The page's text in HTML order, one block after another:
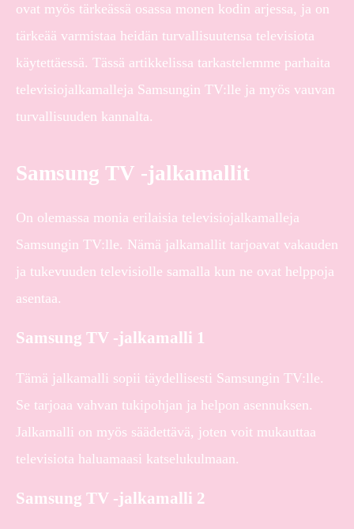
ovat myös tärkeässä osassa monen kodin arjessa, ja on
tärkeää varmistaa heidän turvallisuutensa televisiota
käytettäessä. Tässä artikkelissa tarkastelemme parhaita
televisiojalkamalleja Samsungin TV:lle ja myös vauvan
turvallisuuden kannalta.
Samsung TV -jalkamallit
On olemassa monia erilaisia televisiojalkamalleja
Samsungin TV:lle. Nämä jalkamallit tarjoavat vakauden
ja tukevuuden televisiolle samalla kun ne ovat helppoja
asentaa.
Samsung TV -jalkamalli 1
Tämä jalkamalli sopii täydellisesti Samsungin TV:lle.
Se tarjoaa vahvan tukipohjan ja helpon asennuksen.
Jalkamalli on myös säädettävä, joten voit mukauttaa
televisiota haluamaasi katselukulmaan.
Samsung TV -jalkamalli 2